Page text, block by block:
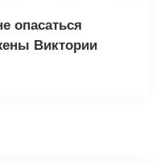
опасаться
Виктории